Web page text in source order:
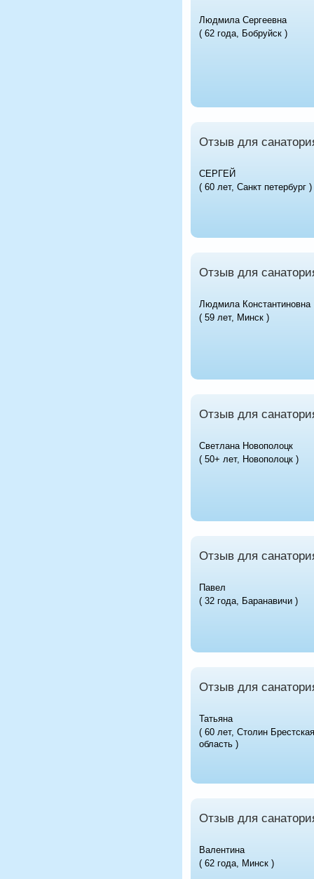
Людмила Сергеевна
( 62 года, Бобруйск )
Отзыв для
СЕРГЕЙ
( 60 лет, Санкт петербург )
Отзыв для
Людмила Константиновна
( 59 лет, Минск )
Отзыв для
Светлана Новополоцк
( 50+ лет, Новополоцк )
Отзыв для
Павел
( 32 года, Баранавичи )
Отзыв для
Татьяна
( 60 лет, Столин Брестская
область )
Отзыв для
Валентина
( 62 года, Минск )